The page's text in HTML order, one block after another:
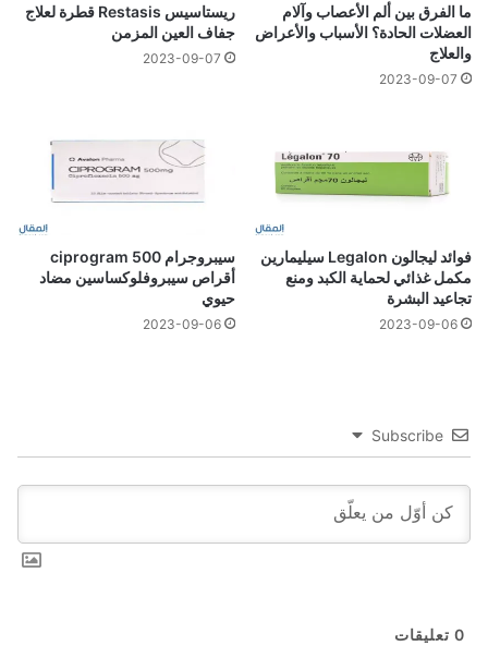
ما الفرق بين ألم الأعصاب وآلام
العضلات الحادة؟ الأسباب والأعراض
والعلاج
2023-09-07
ريستاسيس Restasis قطرة لعلاج
جفاف العين المزمن
2023-09-07
فوائد ليجالون Legalon سيليمارين
مكمل غذائي لحماية الكبد ومنع
تجاعيد البشرة
2023-09-06
سيبروجرام 500 ciprogram
أقراص سيبروفلوكساسين مضاد
حيوي
2023-09-06
Subscribe
0 تعليقات